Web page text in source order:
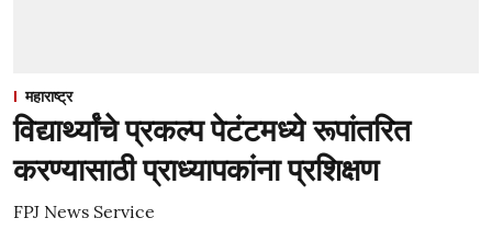
महाराष्ट्र
विद्यार्थ्यांचे प्रकल्प पेटंटमध्ये रूपांतरित
करण्यासाठी प्राध्यापकांना प्रशिक्षण
FPJ News Service